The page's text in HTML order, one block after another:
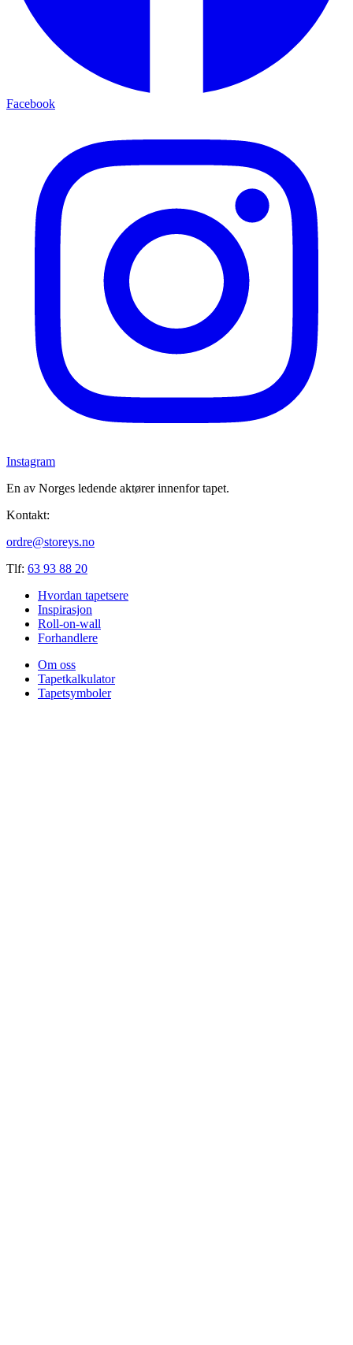
Facebook
Instagram
En av Norges ledende aktører innenfor tapet.
Kontakt:
ordre@storeys.no
Tlf: 63 93 88 20
Hvordan tapetsere
Inspirasjon
Roll-on-wall
Forhandlere
Om oss
Tapetkalkulator
Tapetsymboler